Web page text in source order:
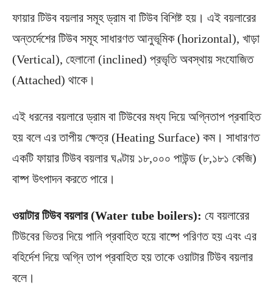
ফায়ার টিউব বয়লার সমূহ ড্রাম বা টিউব বিশিষ্ট হয়। এই বয়লারের
অন্তর্দেশের টিউব সমূহ সাধারণত আনুভূমিক (horizontal), খাড়া
(Vertical), হেলানো (inclined) প্রভৃতি অবস্থায় সংযোজিত
(Attached) থাকে।
এই ধরনের বয়লারে ড্রাম বা টিউবের মধ্য দিয়ে অগ্নিতাপ প্রবাহিত
হয় বলে এর তাপীয় ক্ষেত্র (Heating Surface) কম। সাধারণত
একটি ফায়ার টিউব বয়লার ঘণ্টায় ১৮,০০০ পাউন্ড (৮,১৮১ কেজি)
বাষ্প উৎপাদন করতে পারে।
ওয়াটার টিউব বয়লার (Water tube boilers): যে বয়লারের
টিউবের ভিতর দিয়ে পানি প্রবাহিত হয়ে বাষ্পে পরিণত হয় এবং এর
বহির্দেশ দিয়ে অগ্নি তাপ প্রবাহিত হয় তাকে ওয়াটার টিউব বয়লার
বলে।